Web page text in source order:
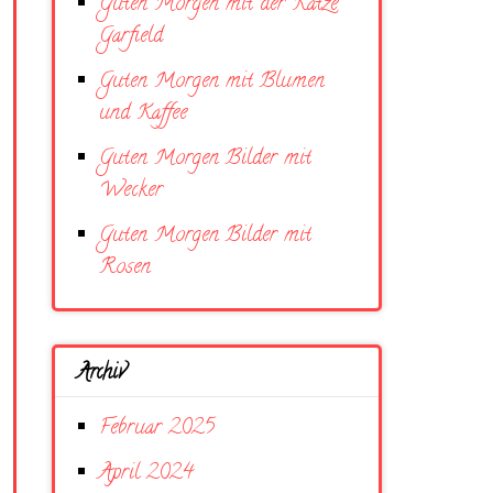
Garfield
Guten Morgen mit Blumen
und Kaffee
Guten Morgen Bilder mit
Wecker
Guten Morgen Bilder mit
Rosen
Archiv
Februar 2025
April 2024